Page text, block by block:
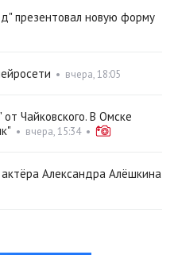
презентовал новую форму
• вчера, 18:05
Чайковского. В Омске
• вчера, 15:34•
Александра Алёшкина